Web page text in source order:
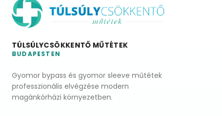
TÚLSÚLYCSÖKKENTŐ MŰTÉTEK
BUDAPESTEN
Gyomor bypass és gyomor sleeve műtétek
professzionális elvégzése modern
magánkórházi környezetben.